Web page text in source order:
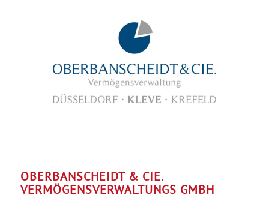
OBERBANSCHEIDT & CIE.
VERMÖGENSVERWALTUNGS GMBH